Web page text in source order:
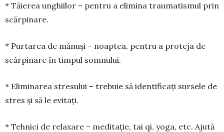
* Tăierea unghiilor – pentru a elimina trauma­tismul prin
scărpinare.
* Purtarea de mănuși – noaptea, pentru a proteja de
scărpinare în timpul somnului.
* Eliminarea stresului – trebuie să identificați sursele de
stres și să le evitați.
* Tehnici de relaxare – meditație, tai qi, yoga, etc. Ajută